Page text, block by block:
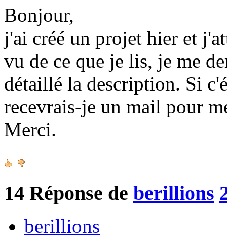
Bonjour,
j'ai créé un projet hier et
vu de ce que je lis, je me
détaillé la description. Si
recevrais-je un mail pour
Merci.
14 Réponse de berillions
berillions